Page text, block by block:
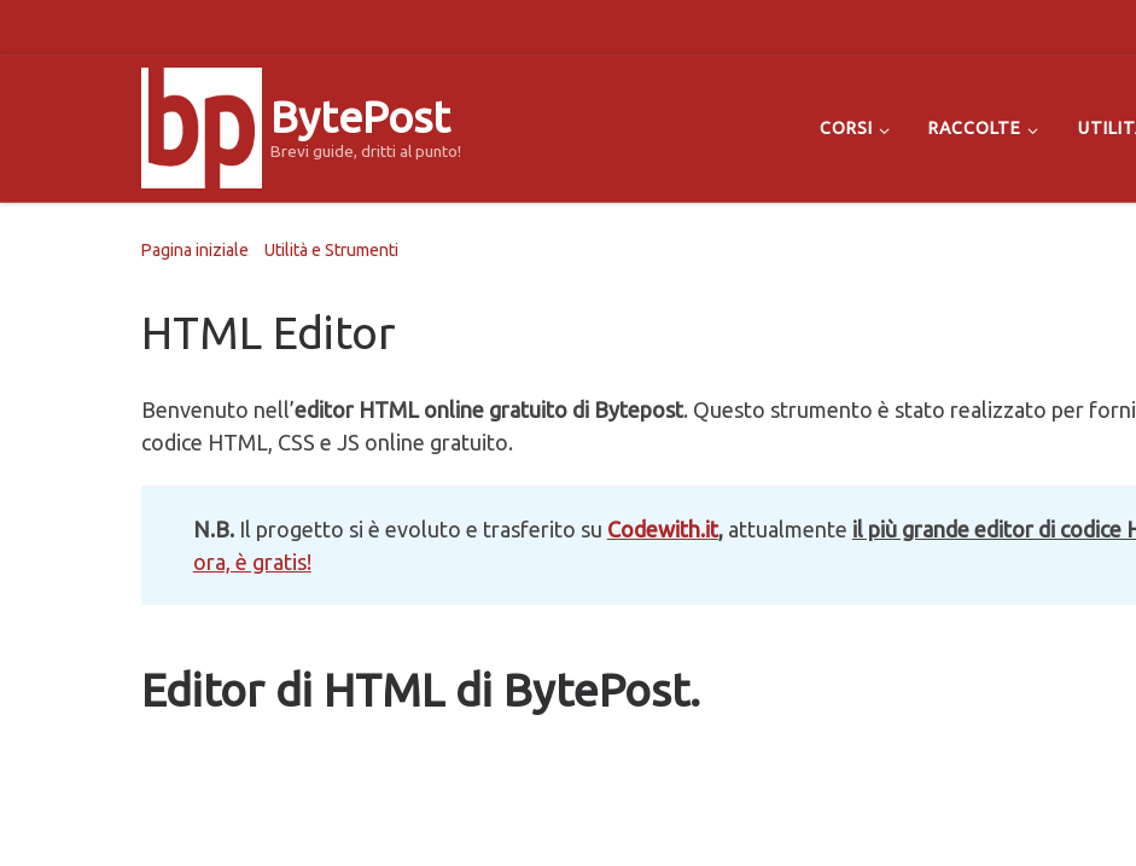
BytePost
Brevi guide, dritti al punto!
CORSI RACCOLTE
Pagina iniziale Utilità e Strumenti
HTML Editor
Benvenuto nell’editor HTML online gratuito di Bytepost. Questo strumento è stato realizzato per
codice HTML, CSS e JS online gratuito.
N.B. Il progetto si è evoluto e trasferito su Codewith.it,attualmente il più grande editor di codice
ora, è gratis!
Editor di HTML di BytePost.